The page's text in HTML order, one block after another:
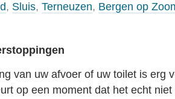
, Sluis, Terneuzen, Bergen op
van uw afvoer of uw toilet is erg
op een moment dat het echt